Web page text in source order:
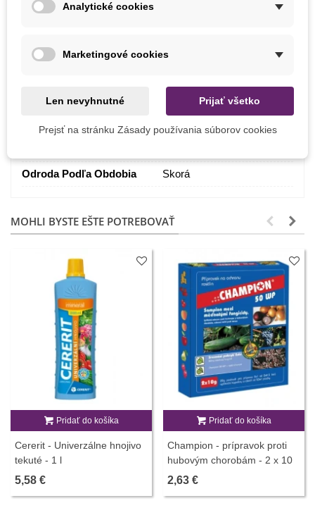
Farba Plodu
BIO Kvalita Nie
Hybridné F1
Mrazuvzdornosť
Zber
Október
Odroda Podľa Obdobia Skorá
MOHLI BYSTE EŠTE POTREBOVAŤ
Pridať do košíka
Cererit - Univerzálne hnojivo
tekuté - 1 l
5,58 €
Pridať do košíka
Champion - prípravok proti
hubovým chorobám - 2 x 10
g
2,63 €
Analytické cookies
Marketingové cookies
Len nevyhnutné Prijať všetko
Prejsť na stránku Zásady používania súborov cookies